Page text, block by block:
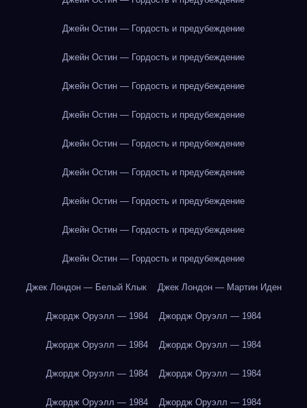
Джейн Остин — Гордость и предубеждение
Джейн Остин — Гордость и предубеждение
Джейн Остин — Гордость и предубеждение
Джейн Остин — Гордость и предубеждение
Джейн Остин — Гордость и предубеждение
Джейн Остин — Гордость и предубеждение
Джейн Остин — Гордость и предубеждение
Джейн Остин — Гордость и предубеждение
Джейн Остин — Гордость и предубеждение
Джек Лондон — Белый Клык Джек Лондон — Мартин Иден
Джордж Оруэлл — 1984 Джордж Оруэлл — 1984
Джордж Оруэлл — 1984 Джордж Оруэлл — 1984
Джордж Оруэлл — 1984 Джордж Оруэлл — 1984
Джордж Оруэлл — 1984 Джордж Оруэлл — 1984